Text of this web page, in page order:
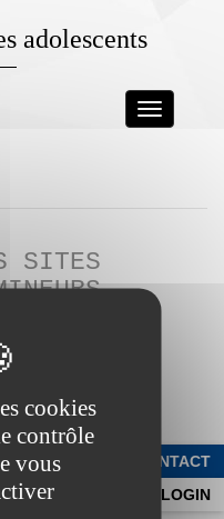
adolescents
Toggle
navigation
SITES
CONTACT
LOGIN
cookies
contrôle
vous